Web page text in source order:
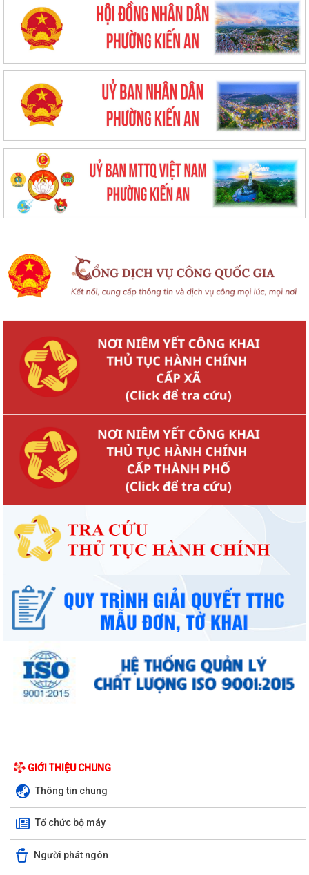
GIỚI THIỆU CHUNG
Thông tin chung
Tổ chức bộ máy
Người phát ngôn
UBND phường triển khai công tác khám sức khoẻ định kỳ, khám sàng
lọc miễn phí cho người dân trên...
Ban đại diện Hội đồng quản trị Ngân hàng Chính sách xã hội phường
Kiến An tổ chức phiên họp giao...
Chi bộ trường Tiểu học Quang Trung kết nạp Đảng viên mới
giữa năm 2026 HĐND thành phố...
Hội nghị tập huấn công tác Đoàn và phong trào thanh thiếu nhi năm
2026
Công văn số: 20/CV-TYT của Trạm y tế phường v/v công khai số điện
thoại đường dây nóng tiếp nhận...
Lớp bồi dưỡng kiến thức An ninh phi truyền thống và Quản trị an ninh
phi truyền thống năm 2026
Công văn số 3357/UBND-KT ngày 28/7/2026 của UBND phường v/v
phối hợp thông tin chương trình khảo...
Kế hoạch số 265/KH-UBND ngày 3/8/2026 của UBND phường về triển
khai thực hiện Kế hoạch số...
UBND phường làm việc với các hộ dân đang sử dụng đất của UBND
PHƯỜNG KIẾN AN THAM DỰ HỘI NGHỊ TRỰC TUYẾN THÀNH PHỐ VỀ
TIẾN ĐỘ ĐO ĐẠC, LẬP BẢN ĐỒ ĐỊA CHÍNH, LẬP...
Khai mạc huấn luyện Dân quân tự vệ tại chỗ năm 2026
Lễ chào cờ tháng 8/2026
việc công bố kế hoạch, danh mục khu đất...
Công văn số: 3386/UBND-KT về viêc công khai Quyết định số
2558/QĐ-UBND ngày 02/7/2026 của Ủy ban...
Các chí lãnh đạo Đảng ủy, HĐND, UBND phường Kiến An và Công đoàn
phường dâng hương tưởng niệm đồng...